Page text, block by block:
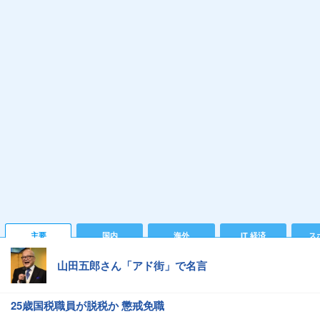
主要 国内 海外 IT 経済 ス
山田五郎さん「アド街」で名言
25歳国税職員が脱税か 懲戒免職